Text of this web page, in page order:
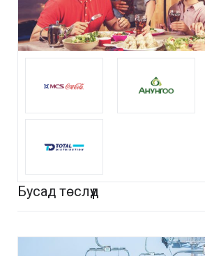
Бусад төслүүд